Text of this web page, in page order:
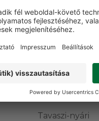
Tavaszi-nyári